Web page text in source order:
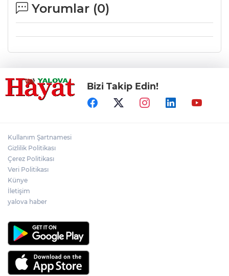
Yorumlar (0)
Bizi Takip Edin!
Kullanım Şartnamesi
Gizlilik Politikası
Çerez Politikası
Veri Politikası
Künye
İletişim
yalova haber